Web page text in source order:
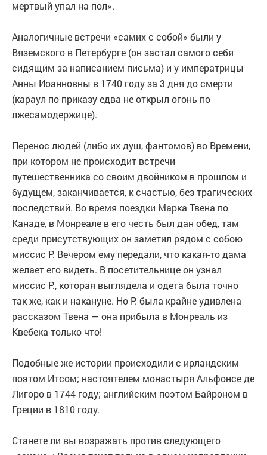
мертвый упал на пол».
Аналогичные встречи «самих с собой» были у
Вяземского в Петербурге (он застал самого себя
сидящим за написанием письма) и у императрицы
Анны Иоанновны в 1740 году за 3 дня до смерти
(караул по приказу едва не открыл огонь по
лжесамодержице).
Перенос людей (либо их душ, фантомов) во Времени,
при котором не происходит встречи
путешественника со своим двойником в прошлом и
будущем, заканчивается, к счастью, без трагических
последствий. Во время поездки Марка Твена по
Канаде, в Монреале в его честь был дан обед, там
среди присутствующих он заметил рядом с собою
миссис Р. Вечером ему передали, что какая-то дама
желает его видеть. В посетительнице он узнал
миссис Р., которая выглядела и одета была точно
так же, как и накануне. Но Р. была крайне удивлена
рассказом Твена — она прибыла в Монреаль из
Квебека только что!
Подобные же истории происходили с ирландским
поэтом Итсом; настоятелем монастыря Альфонсе де
Лигоро в 1744 году; английским поэтом Байроном в
Греции в 1810 году.
Станете ли вы возражать против следующего